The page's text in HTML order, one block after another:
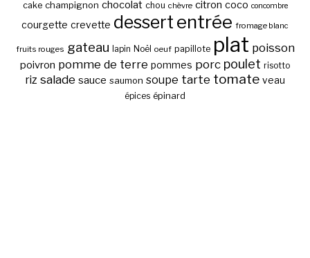
cake champignon chocolat chou chèvre citron coco concombre
courgette crevette dessert entrée fromage blanc
fruits rouges gateau lapin Noël oeuf papillote plat poisson
poivron pomme de terre pommes porc poulet risotto
riz salade sauce saumon soupe tarte tomate veau
épices épinard